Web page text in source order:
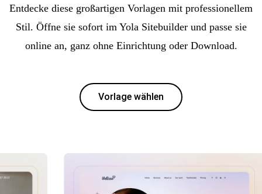
Entdecke diese großartigen Vorlagen mit professionellem
Stil. Öffne sie sofort im Yola Sitebuilder und passe sie
online an, ganz ohne Einrichtung oder Download.
Vorlage wählen